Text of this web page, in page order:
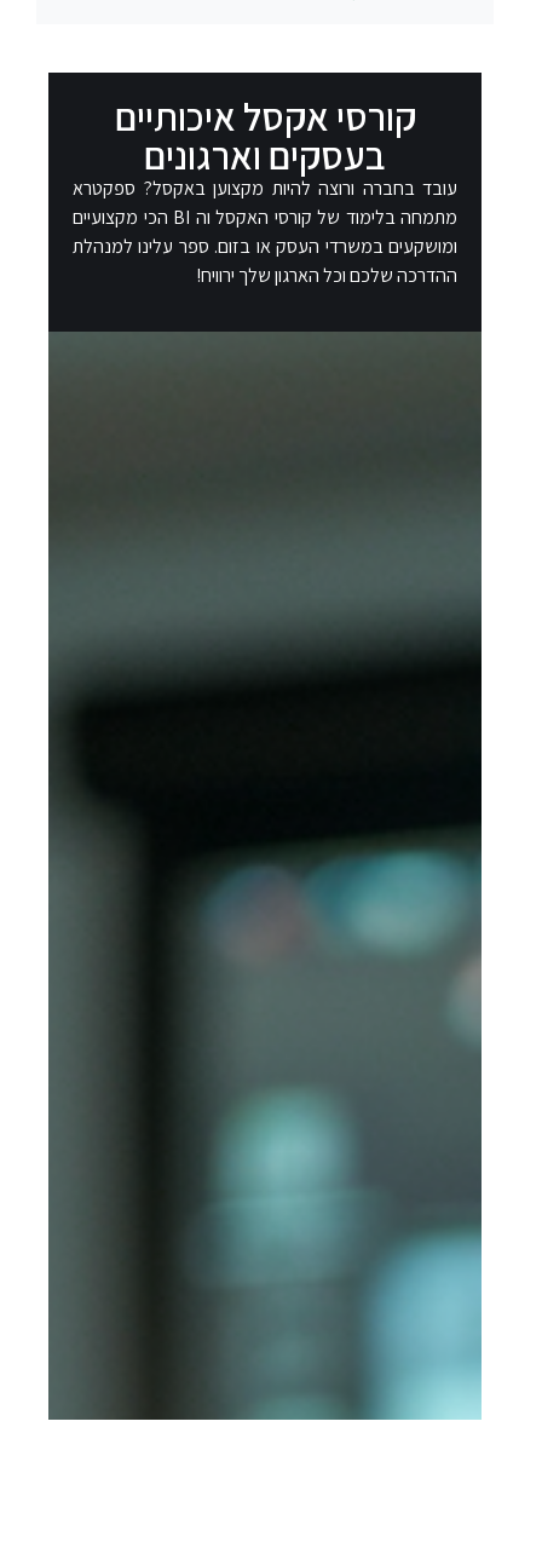
קורסי אקסל איכותיים
בעסקים וארגונים​
עובד בחברה ורוצה להיות מקצוען באקסל? ספקטרא
מתמחה בלימוד של קורסי האקסל וה BI הכי מקצועיים
ומושקעים במשרדי העסק או בזום. ספר עלינו למנהלת
ההדרכה שלכם וכל הארגון שלך ירוויח!